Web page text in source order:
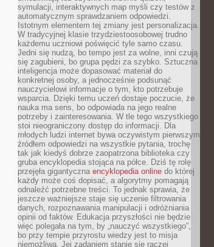
symulacji, interaktywnych map myśli czy testów z
automatycznym sprawdzaniem odpowiedzi.
Istotnym elementem tej zmiany jest personalizacja.
W tradycyjnej klasie trzydziestoosobowej trudno
każdemu uczniowi poświęcić tyle samo czasu.
Jedni się nudzą, bo tempo jest za wolne, inni czują
się zagubieni, bo grupa pędzi za szybko. Sztuczna
inteligencja może dopasować materiał do
konkretnej osoby, a jednocześnie podsunąć
nauczycielowi informacje o tym, kto potrzebuje
wsparcia. Dzięki temu uczeń dostaje poczucie, że
nauka ma sens, bo odpowiada na jego realne
potrzeby i zainteresowania. W tle tego wszystkiego
stoi nieograniczony dostęp do informacji. Dla
młodych ludzi internet bywa oczywistym pierwszym
źródłem odpowiedzi na wszystkie pytania, trochę
tak jak kiedyś dobrze zaopatrzona biblioteka czy
gruba encyklopedia stojąca na półce. Dziś tę rolę
przejęła gigantyczna encyklopedia online do której
każdy może coś dopisać, a algorytmy pomagają
odnaleźć potrzebne treści. To jednak sprawia, że
jeszcze ważniejsze staje się uczenie filtrowania
danych, rozpoznawania manipulacji i odróżniania
opinii od faktów. Edukacja przyszłości nie będzie
więc polegała na tym, by „nauczyć wszystkiego”,
bo przy tempie przyrostu wiedzy jest to misja
niemożliwa. Jej zadaniem stanie się raczej